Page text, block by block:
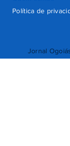
Jornal
Política de